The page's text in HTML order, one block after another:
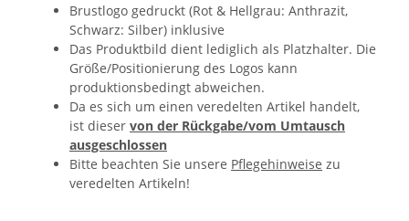
Brustlogo gedruckt (Rot & Hellgrau: Anthrazit,
Schwarz: Silber) inklusive
Das Produktbild dient lediglich als Platzhalter. Die
Größe/Positionierung des Logos kann
produktionsbedingt abweichen.
Da es sich um einen veredelten Artikel handelt,
ist dieser von der Rückgabe/vom Umtausch
ausgeschlossen
Bitte beachten Sie unsere Pflegehinweise zu
veredelten Artikeln!